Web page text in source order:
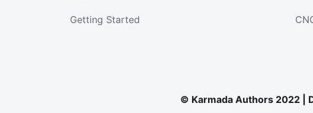
Getting Started
© Karmada Authors 2022 |